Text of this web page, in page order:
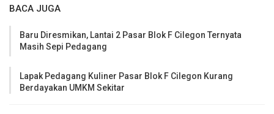
BACA JUGA
Baru Diresmikan, Lantai 2 Pasar Blok F Cilegon Ternyata
Masih Sepi Pedagang
Lapak Pedagang Kuliner Pasar Blok F Cilegon Kurang
Berdayakan UMKM Sekitar